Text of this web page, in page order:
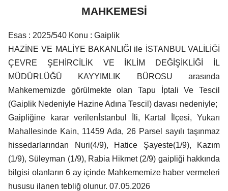
MAHKEMESİ
Esas : 2025/540 Konu : Gaiplik
HAZİNE VE MALİYE BAKANLIĞI ile İSTANBUL VALİLİĞİ
ÇEVRE ŞEHİRCİLİK VE İKLİM DEĞİŞİKLİĞİ İL
MÜDÜRLÜĞÜ KAYYIMLIK BÜROSU arasında
Mahkememizde görülmekte olan Tapu İptali Ve Tescil
(Gaiplik Nedeniyle Hazine Adına Tescil) davası nedeniyle;
Gaipliğine karar verilenİstanbul İli, Kartal İlçesi, Yukarı
Mahallesinde Kain, 11459 Ada, 26 Parsel sayılı taşınmaz
hissedarlarından Nuri(4/9), Hatice Şayeste(1/9), Kazım
(1/9), Süleyman (1/9), Rabia Hikmet (2/9) gaipliği hakkında
bilgisi olanların 6 ay içinde Mahkememize haber vermeleri
hususu ilanen tebliğ olunur. 07.05.2026